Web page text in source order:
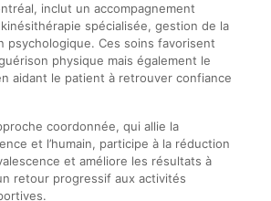
inclut un accompagnement
spécialisée, gestion de la
psychologique. Ces soins favorisent
physique mais également le
aidant le patient à retrouver confiance
coordonnée, qui allie la
et l’humain, participe à la réduction
et améliore les résultats à
retour progressif aux activités